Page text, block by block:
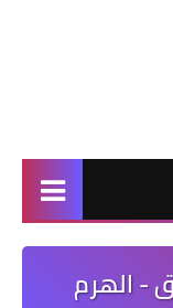
- الهرم